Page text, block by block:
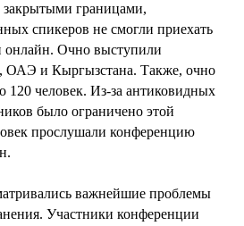
границами,
спикеров не смогли приехать
Очно выступили
ОАЭ и Кыргызстана. Также, очно
120 человек. Из-за антиковидных
было ограничено этой
прослушали конференцию
важнейшие проблемы
Участники конференции